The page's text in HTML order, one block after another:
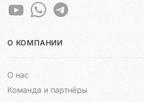
О КОМПАНИИ
О нас
Команда и партнёры
н
к
е